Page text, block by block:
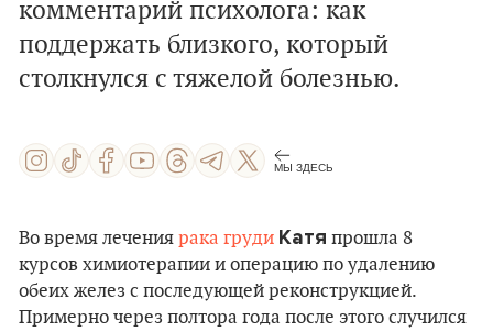
комментарий психолога: как
поддержать близкого, который
столкнулся с тяжелой болезнью.
МЫ ЗДЕСЬ
Во время лечения рака груди Катя прошла 8
курсов химиотерапии и операцию по удалению
обеих желез с последующей реконструкцией.
Примерно через полтора года после этого случился